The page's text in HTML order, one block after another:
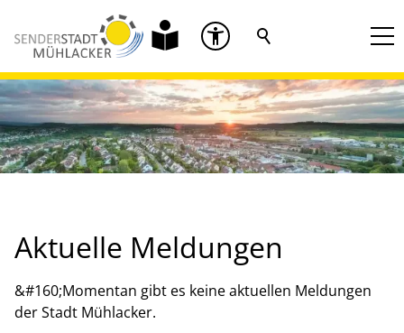
Aktuelle Meldungen
&#160;Momentan gibt es keine aktuellen Meldungen
der Stadt Mühlacker.